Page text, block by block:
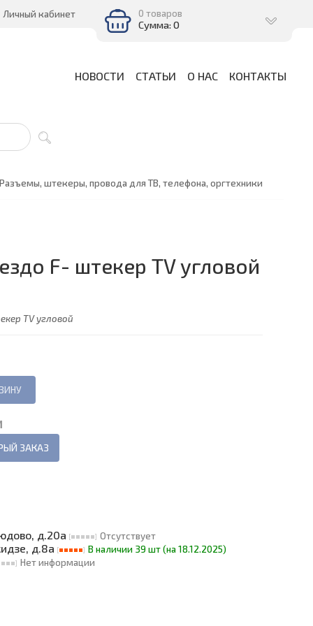
Личный кабинет 0 товаров
Сумма: 0
НОВОСТИ СТАТЬИ О НАС КОНТАКТЫ
Разъемы, штекеры, провода для ТВ, телефона, оргтехники
F- штекер TV угловой
TV угловой
ЗАКАЗ
д.20а
Отсутствует
д.8а В наличии 39 шт (на 18.12.2025)
Нет информации